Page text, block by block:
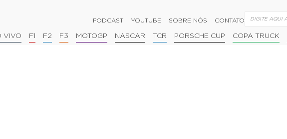
PODCAST YOUTUBE SOBRE NÓS CONTATO
VIVO F1 F2 F3 MOTOGP NASCAR TCR PORSCHE CUP COPA TRUCK